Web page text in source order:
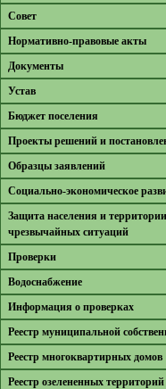
Совет
Нормативно-правовые акты
Документы
Устав
Бюджет поселения
Проекты решений и
Образцы заявлений
Cоциально-экономическое
Защита населения и
чрезвычайных ситуаций
Проверки
Водоснабжение
Информация о проверках
Реестр муниципальной
Реестр многоквартирных домов
Реестр озелененных территорий